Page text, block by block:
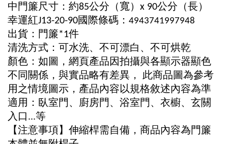
中門簾尺寸：約85公分（寬） x 90公分（長）
幸運紅J13-20-90國際條碼： 4943741997948
出貨：門簾*1件
清洗方式：可水洗、不可漂白、不可烘乾
顏色：如圖，網頁產品因拍攝與各顯示器顯色
不同關係，與實品略有差異，
此商品圖為參考
用之情境圖示，產品內容以規格敘述內容為準
適用：臥室門、廚房門、浴室門、衣櫥、玄關
入口 ...等
【注意事項】伸縮桿需自備，商品內容為門簾